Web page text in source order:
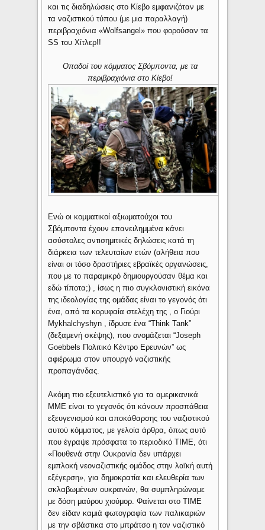
και τις διαδηλώσεις στο Κίεβο εμφανιζόταν με
τα ναζιστικού τύπου (με μια παραλλαγή)
περιβραχιόνια «Wolfsangel» που φορούσαν τα
SS του Χίτλερ!!
Οπαδοί του κόμματος Σβόμποντα, με τα
περιβραχιόνια στο Κίεβο!
Ενώ οι κομματικοί αξιωματούχοι του
Σβόμποντα έχουν επανειλημμένα κάνει
ασύστολες αντισημιτικές δηλώσεις κατά τη
διάρκεια των τελευταίων ετών (αλήθεια που
είναι οι τόσο δραστήριες εβραϊκές οργανώσεις,
που με το παραμικρό δημιουργούσαν θέμα και
εδώ τίποτα;) , ίσως η πιο συγκλονιστική εικόνα
της ιδεολογίας της ομάδας είναι το γεγονός ότι
ένα, από τα κορυφαία στελέχη της , ο Γιούρι
Mykhalchyshyn , ίδρυσε ένα “Think Tank”
(δεξαμενή σκέψης), που ονομάζεται “Joseph
Goebbels Πολιτικό Κέντρο Ερευνών” ως
αφιέρωμα στον υπουργό ναζιστικής
προπαγάνδας.
Ακόμη πιο εξευτελιστικό για τα αμερικανικά
ΜΜΕ είναι το γεγονός ότι κάνουν προσπάθεια
εξευγενισμού και αποκάθαρσης του ναζιστικού
αυτού κόμματος, με γελοία άρθρα, όπως αυτό
που έγραψε πρόσφατα το περιοδικό ΤΙΜΕ, ότι
«Πουθενά στην Ουκρανία δεν υπάρχει
εμπλοκή νεοναζιστικής ομάδος στην λαϊκή αυτή
εξέγερση», για δημοκρατία και ελευθερία των
σκλαβωμένων ουκρανών, θα συμπληρώναμε
με δόση μαύρου χιούμορ. Φαίνεται στο ΤΙΜΕ
δεν είδαν καμιά φωτογραφία των παλικαριών
με την σβάστικα στο μπράτσο η τον ναζιστικό